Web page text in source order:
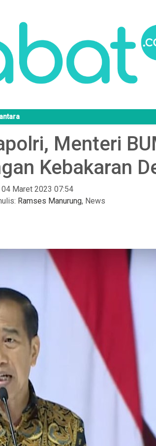
Menteri
Kebakaran
04 Maret 2023 07:54
Ramses Manurung, News